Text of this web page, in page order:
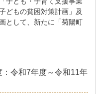
どもの貧困対策計画」及
として、新たに「菊陽町
令和7年度～令和11年